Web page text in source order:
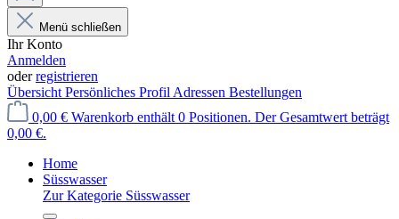
Menü schließen
Ihr Konto
Anmelden
oderregistrieren
Übersicht Persönliches Profil Adressen Bestellungen
0,00 € Warenkorb enthält 0 Positionen. Der Gesamtwert beträgt
0,00 €.
Home
Süsswasser
Zur Kategorie Süsswasser